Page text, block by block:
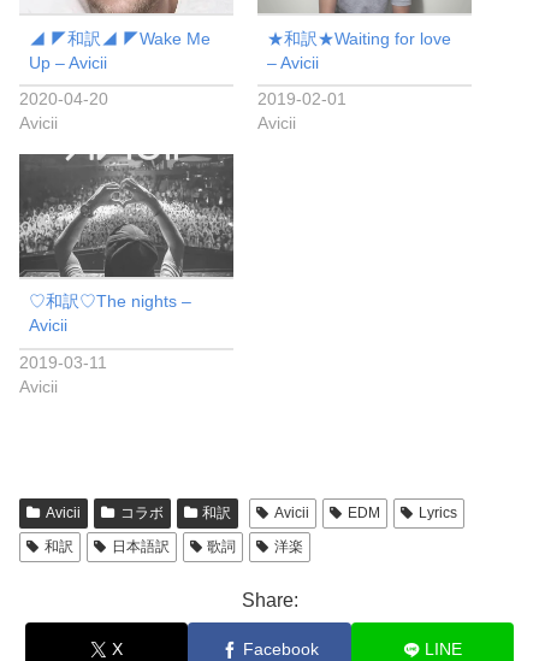
◢ ◤和訳◢ ◤Wake Me
Up – Avicii
2020-04-20
Avicii
★和訳★Waiting for love
– Avicii
2019-02-01
Avicii
♡和訳♡The nights –
Avicii
2019-03-11
Avicii
Avicii コラボ 和訳 Avicii EDM
Lyrics
和訳
日本語訳 歌詞 洋楽
Share:
X Facebook LINE